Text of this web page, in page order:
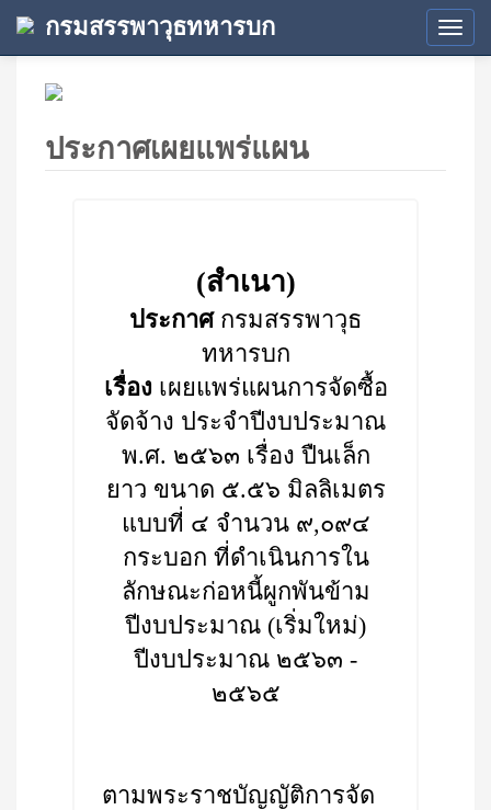
กรมสรรพาวุธทหารบก
ประกาศเผยแพร่แผน
(สำเนา)
ประกาศกรมสรรพาวุธ
ทหารบก
เรื่อง เผยแพร่แผนการจัดซื้อ
จัดจ้าง ประจำปีงบประมาณ
พ.ศ. ๒๕๖๓ เรื่อง ปืนเล็ก
ยาว ขนาด ๕.๕๖ มิลลิเมตร
แบบที่ ๔ จำนวน ๙,๐๙๔
กระบอก ที่ดำเนินการใน
ลักษณะก่อหนี้ผูกพันข้าม
ปีงบประมาณ (เริ่มใหม่)
ปีงบประมาณ ๒๕๖๓ -
๒๕๖๕
ตามพระราชบัญญัติการจัด